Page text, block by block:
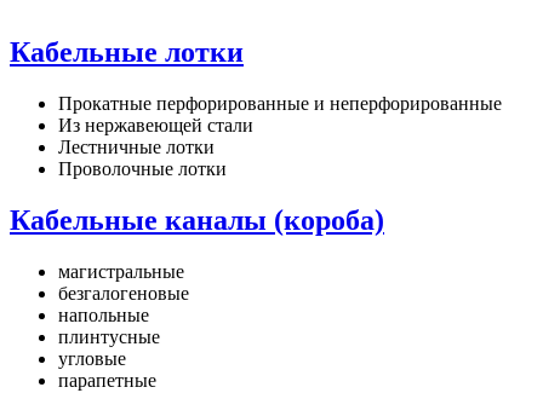
Кабельные лотки
Прокатные перфорированные и неперфорированные
Из нержавеющей стали
Лестничные лотки
Проволочные лотки
Кабельные каналы (короба)
магистральные
безгалогеновые
напольные
плинтусные
угловые
парапетные